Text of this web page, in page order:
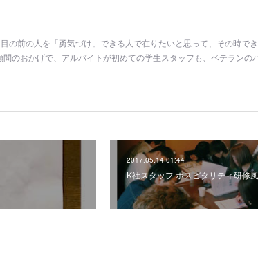
の前の人を「勇気づけ」できる人で在りたいと思って、その時で
のおかげで、アルバイトが初めての学生スタッフも、ベテラン
2017.05.14 01:44
K社スタッフ ホスピタリティ研修